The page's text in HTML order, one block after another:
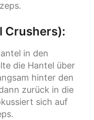
Crushers):
in den
die Hantel über
hinter den
zurück in die
sich auf